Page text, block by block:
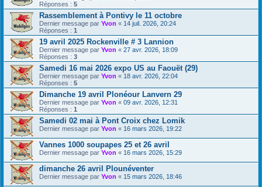
Réponses : 5
Rassemblement à Pontivy le 11 octobre
Dernier message par Yvon « 14 juil. 2026, 20:24
Réponses : 1
19 avril 2025 Rockenville # 3 Lannion
Dernier message par Yvon « 27 avr. 2026, 18:09
Réponses : 3
Samedi 16 mai 2026 expo US au Faouët (29)
Dernier message par Yvon « 18 avr. 2026, 22:04
Réponses : 5
Dimanche 19 avril Plonéour Lanvern 29
Dernier message par Yvon « 09 avr. 2026, 12:31
Réponses : 1
Samedi 02 mai à Pont Croix chez Lomik
Dernier message par Yvon « 16 mars 2026, 19:22
Vannes 1000 soupapes 25 et 26 avril
Dernier message par Yvon « 16 mars 2026, 15:29
dimanche 26 avril Plounéventer
Dernier message par Yvon « 15 mars 2026, 18:46